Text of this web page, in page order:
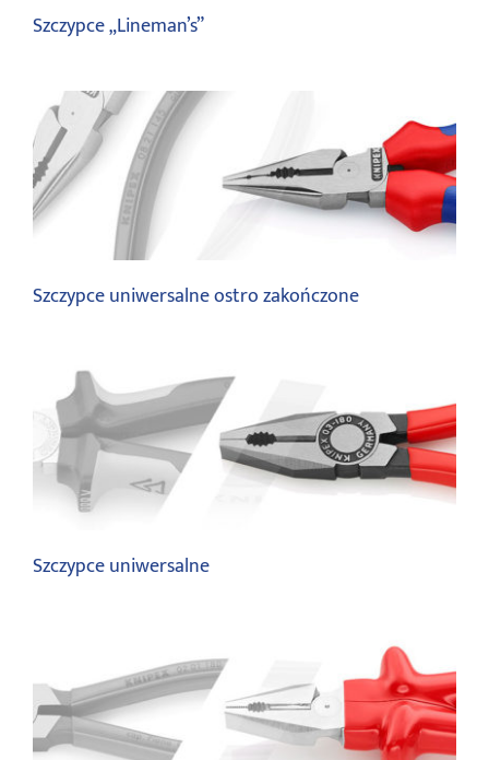
Szczypce „Lineman’s”
Szczypce uniwersalne
Szczypce uniwersalne ostro zakończone
Szczypce uniwersalne
Szczypce uniwersalne
Szczypce uniwersalne